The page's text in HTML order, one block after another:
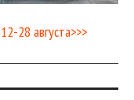
28 августа>>>